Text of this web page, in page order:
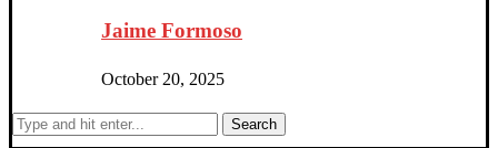
Jaime Formoso
October 20, 2025
Search